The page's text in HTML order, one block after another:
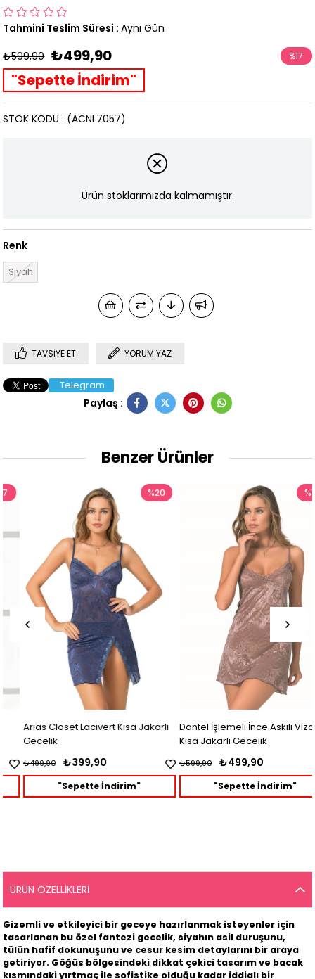
Tahmini Teslim Süresi : Aynı Gün
₺599,90 ₺499,90 %17
"Sepette İndirim"
(ACNL7057)
STOK KODU
Ürün stoklarımızda kalmamıştır.
Renk
Siyah
TAVSIYE ET YORUM YAZ
Telegram
Paylaş :
Benzer Ürünler
Arias Closet Lacivert Kısa Jakarlı
Gecelik
₺399,90
₺499,90
%20
"Sepette İndirim"
Dantel İşlemeli İnce Askılı Vizon
Kısa Jakarlı Gecelik
₺499,90
₺599,90
%17
"Sepette İndirim"
ÜRÜN ÖZELLIKLERI
Gizemli ve etkileyici bir geceye hazırlanmak isteyenler için
tasarlanan bu özel fantezi gecelik, siyahın asil duruşunu,
tülün hafif dokunuşunuve cesur kesim detaylarını bir araya
getiriyor. Göğüs bölgesindeki dikkat çekici tasarım ve bacak
kısmındaki yırtmaç ile sofistike olduğu kadar iddialı bir